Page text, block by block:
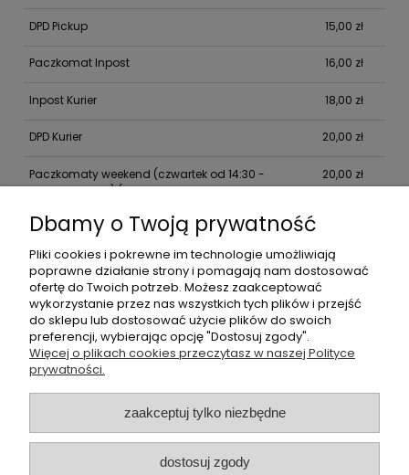
DPD Pickup 15,00 zł
Paczkomat Inpost 16,00 zł
Inpost Kurier 18,00 zł
DPD Kurier 20,00 zł
Paczkomaty weekend (czwartek od 14:30 -
piątek do 14:30)(Gwarantowana dostawa w
20,00 zł
Informacje
Moje konto
O nas
- oferujemy swetry, bluzki, spodnie oraz halki
Dbamy o Twoją prywatność
Pliki cookies i pokrewne im technologie umożliwiają
poprawne działanie strony i pomagają nam dostosować
ofertę do Twoich potrzeb. Możesz zaakceptować
wykorzystanie przez nas wszystkich tych plików i przejść
do sklepu lub dostosować użycie plików do swoich
preferencji, wybierając opcję "Dostosuj zgody".
Więcej o plikach cookies przeczytasz w naszej Polityce
prywatności.
zaakceptuj tylko niezbędne
dostosuj zgody